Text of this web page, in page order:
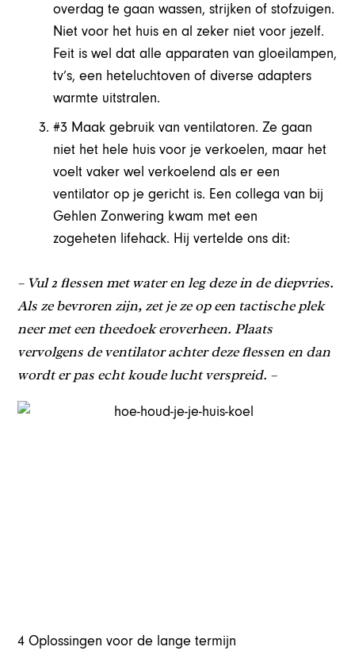
overdag te gaan wassen, strijken of stofzuigen.
Niet voor het huis en al zeker niet voor jezelf.
Feit is wel dat alle apparaten van gloeilampen,
tv’s, een heteluchtoven of diverse adapters
warmte uitstralen.
#3 Maak gebruik van ventilatoren. Ze gaan
niet het hele huis voor je verkoelen, maar het
voelt vaker wel verkoelend als er een
ventilator op je gericht is. Een collega van bij
Gehlen Zonwering kwam met een
zogeheten lifehack. Hij vertelde ons dit:
– Vul 2 flessen met water en leg deze in de diepvries.
Als ze bevroren zijn, zet je ze op een tactische plek
neer met een theedoek eroverheen. Plaats
vervolgens de ventilator achter deze flessen en dan
wordt er pas echt koude lucht verspreid. –
4 Oplossingen voor de lange termijn